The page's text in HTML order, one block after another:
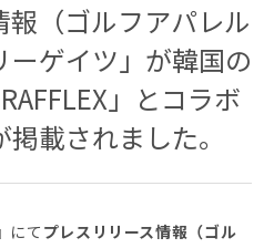
（ゴルフアパレル
ーゲイツ」が韓国の
」とコラボ
載されました。
にて プレスリリース情報（ゴル